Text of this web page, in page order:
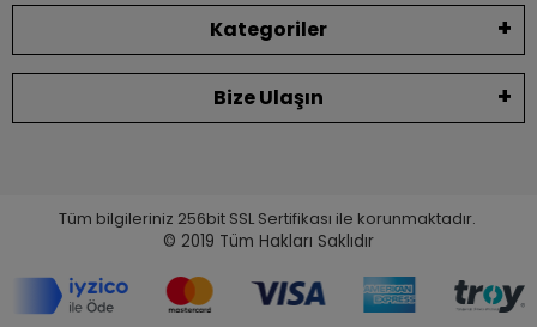
Kategoriler
Bize Ulaşın
Tüm bilgileriniz 256bit SSL Sertifikası ile korunmaktadır.
© 2019 Tüm Hakları Saklıdır